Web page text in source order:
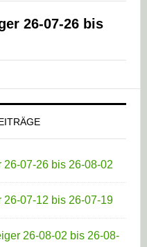
26-07-26 bis
07-26 bis 26-08-02
07-12 bis 26-07-19
26-08-02 bis 26-08-